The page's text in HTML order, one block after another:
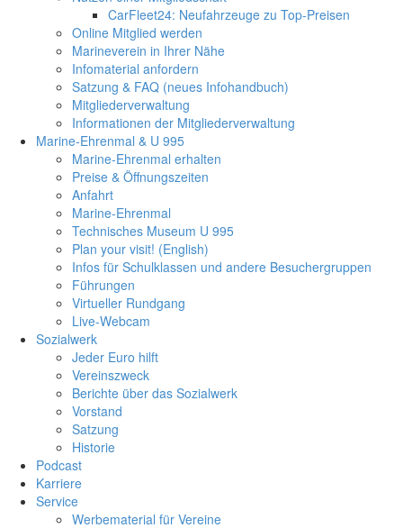
CarFleet24: Neufahrzeuge zu Top-Preisen
Online Mitglied werden
Marineverein in Ihrer Nähe
Infomaterial anfordern
Satzung & FAQ (neues Infohandbuch)
Mitgliederverwaltung
Informationen der Mitgliederverwaltung
Marine-Ehrenmal & U 995
Marine-Ehrenmal erhalten
Preise & Öffnungszeiten
Anfahrt
Marine-Ehrenmal
Technisches Museum U 995
Plan your visit! (English)
Infos für Schulklassen und andere Besuchergruppen
Führungen
Virtueller Rundgang
Live-Webcam
Sozialwerk
Jeder Euro hilft
Vereinszweck
Berichte über das Sozialwerk
Vorstand
Satzung
Historie
Podcast
Karriere
Service
Werbematerial für Vereine